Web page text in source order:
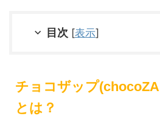
目次 [表示]
チョコザップ
とは？